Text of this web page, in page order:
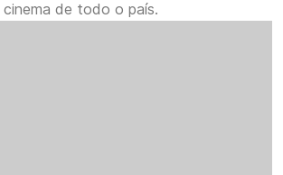
cinema de todo o país.